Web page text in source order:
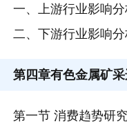
一、上游行业影响
二、下游行业影响
第四章有色金属矿
第一节 消费趋势研究